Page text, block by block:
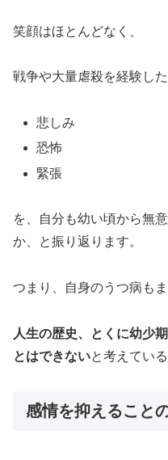
笑顔はほとんどなく、
戦争や大量虐殺を経験し
悲しみ
恐怖
緊張
を、自分も幼い頃から無
か、と振り返ります。
つまり、自身のうつ病もま
人生の歴史、とくに幼少
とはできないと考えている
感情を抑えること